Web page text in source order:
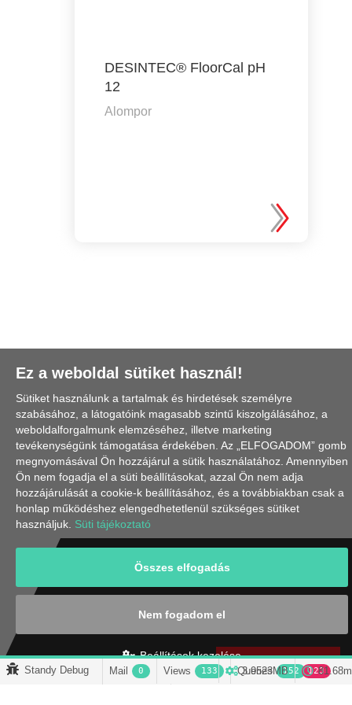
DESINTEC® FloorCal pH
12
Alompor
IRATKOZZ FEL
Feliratkozom
Ez a weboldal sütiket használ!
Sütiket használunk a tartalmak és hirdetések személyre
szabásához, a látogatóink magasabb szintű kiszolgálásához, a
weboldalforgalmunk elemzéséhez, illetve marketing
tevékenységünk támogatása érdekében. Az „ELFOGADOM” gomb
megnyomásával Ön hozzájárul a sütik használatához. Amennyiben
Ön nem fogadja el a süti beállításokat, azzal Ön nem adja
hozzájárulását a cookie-k beállításához, és a továbbiakban csak a
honlap működéshez elengedhetetlenül szükséges sütiket
használjuk. Süti tájékoztató
Összes elfogadás
Nem fogadom el
Beállítások kezelése
Standy Debug Mail 0 Views 133 Queries 152 123
3.9523MB